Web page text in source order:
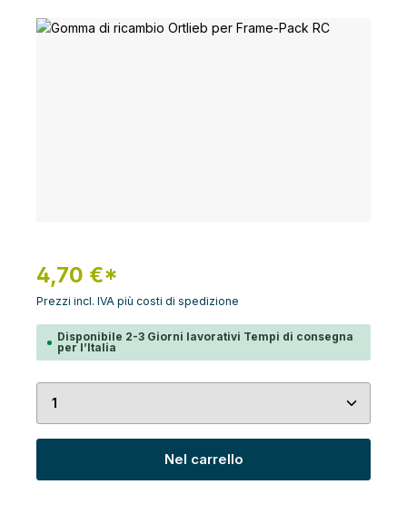
Salta la galleria di immagini
4,70 €*
Prezzi incl. IVA più costi di spedizione
Disponibile 2-3 Giorni lavorativi Tempi di consegna
per l’Italia
Quantità del prodotto: inserisci la quantità
Nel carrello